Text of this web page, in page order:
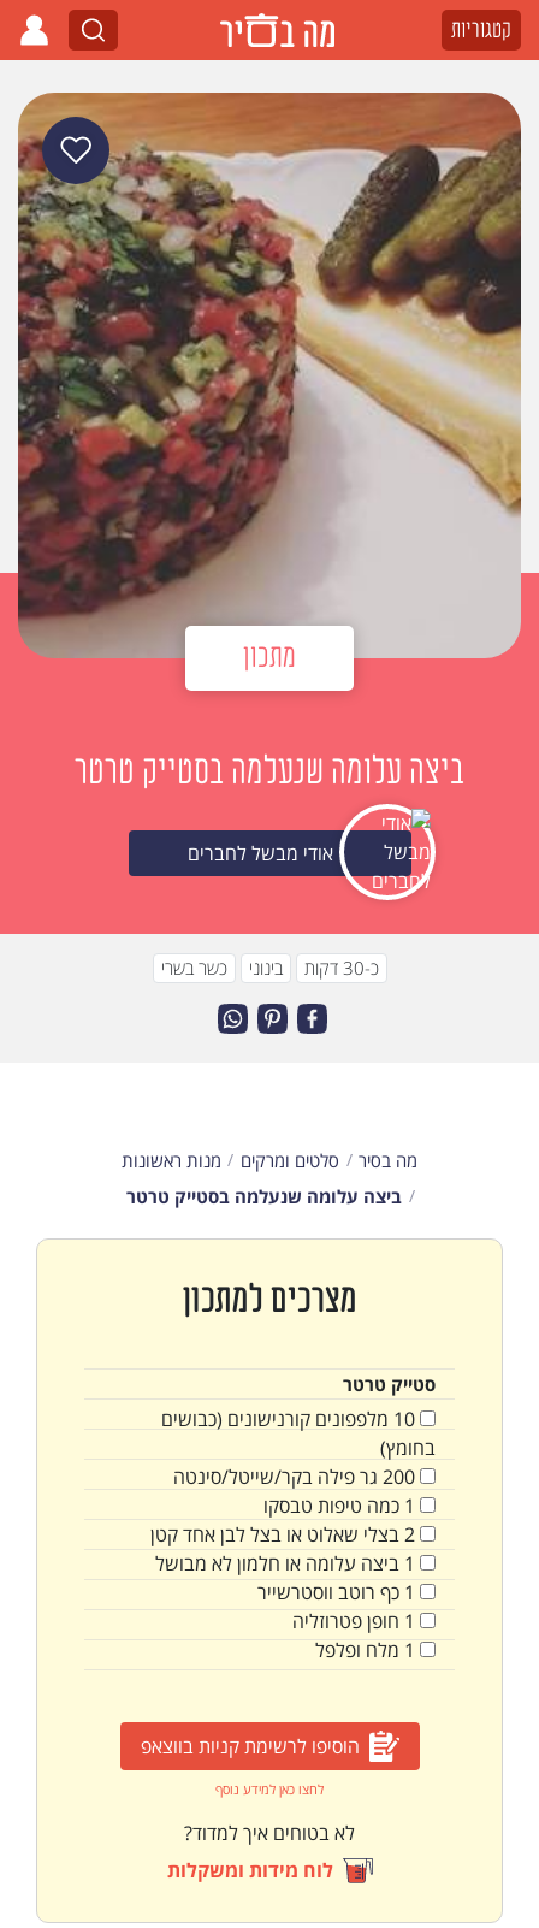
קטגוריות
מתכון
ביצה עלומה שנעלמה בסטייק טרטר
אודי מבשל לחברים
כ-30 דקות בינוני כשר בשרי
מה בסיר סלטים ומרקים
מנות ראשונות
ביצה עלומה שנעלמה בסטייק טרטר
מצרכים למתכון
סטייק טרטר
10 מלפפונים קורנישונים (כבושים
בחומץ)
200 גר פילה בקר/שייטל/סינטה
1 כמה טיפות טבסקו
2בצלי שאלוט או בצל לבן אחד קטן
1 ביצה עלומה או חלמון לא מבושל
1 כף רוטב ווסטרשייר
1 חופןפטרוזליה
1 מלח ופלפל
הוסיפו לרשימת קניות בווצאפ
לחצו כאן למידע נוסף
לא בטוחים איך למדוד?
לוח מידות ומשקלות